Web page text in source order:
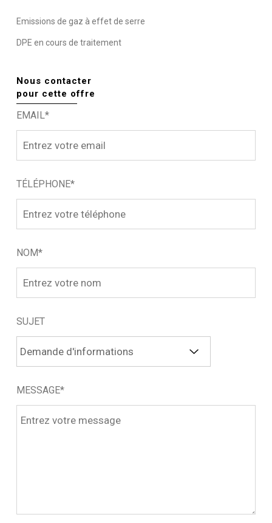
Emissions de gaz à effet de serre
DPE en cours de traitement
Nous contacter
pour cette offre
EMAIL*
TÉLÉPHONE*
NOM*
SUJET
MESSAGE*